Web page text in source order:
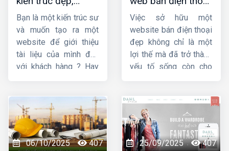
quý khách về chất
lượng dịch vụ.
chuyên nghiệp,
chuẩn SEO
Bạn là một kiến trúc sư
và muốn tạo ra một
website để giới thiệu
tài liệu của mình đến
với khách hàng ? Hay
web kiến trúc
chuyên
nghiệp, uy tín ? Vậy thì
hãy theo dõi ngay bài
viết này củaCông ty
chuyên nghiệp giúp
tăng doanh số
Việc sở hữu một
website bán điện thoại
đẹp không chỉ là một
lợi thế mà đã trở thành
yếu tố sống còn cho
chuỗi bán lẻ lớn. Một
thiết kế web bán điện
thoạichuyên nghiệp,
ấn tượng và tối ưu hóa
06/10/2025 407 25/09/2025 407